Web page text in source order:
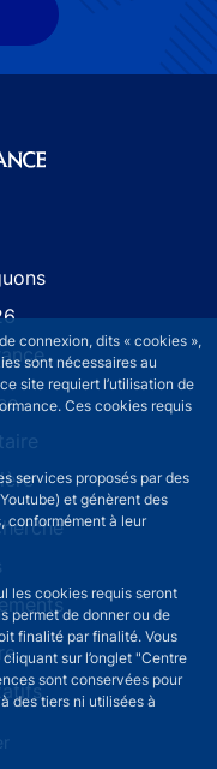
connexion, dits « cookies »,
sont nécessaires au
site requiert l’utilisation de
Ces cookies requis
services proposés par des
et génèrent des
conformément à leur
les cookies requis seront
permet de donner ou de
finalité par finalité. Vous
sur l’onglet "Centre
sont conservées pour
des tiers ni utilisées à